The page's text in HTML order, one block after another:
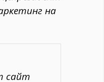
на
сайт